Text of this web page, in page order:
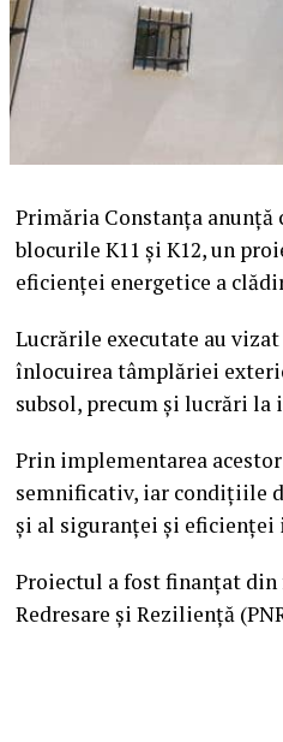
Primăria Constanța
blocurile K11 și K12, un
eficienței energetice a
Lucrările executate au
înlocuirea tâmplăriei
subsol, precum și lucrări
Prin implementarea
semnificativ, iar condițiile
și al siguranței și
Proiectul a fost finanțat din
Redresare și Reziliență